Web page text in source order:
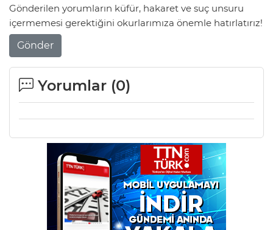
Gönderilen yorumların küfür, hakaret ve suç unsuru
içermemesi gerektiğini okurlarımıza önemle hatırlatırız!
Gönder
Yorumlar (0)